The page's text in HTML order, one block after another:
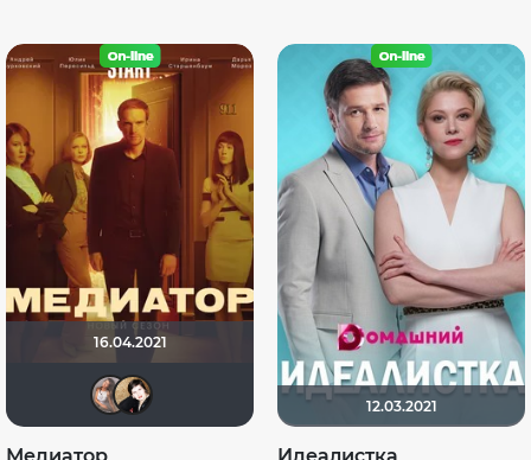
16.04.2021
Avstralia310
NatellaVB
Медиатор
12.03.2021
Идеалистка